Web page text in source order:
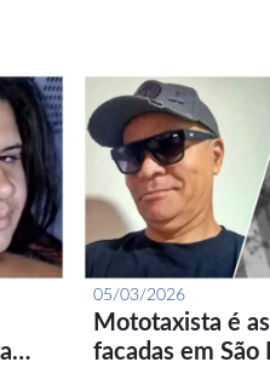
05/03/2026
Mototaxista é
facadas em